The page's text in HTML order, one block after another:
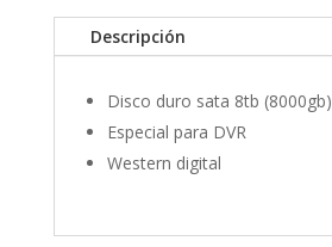
Descripción
Disco duro sata 8tb (8000gb)
Especial para DVR
Western digital